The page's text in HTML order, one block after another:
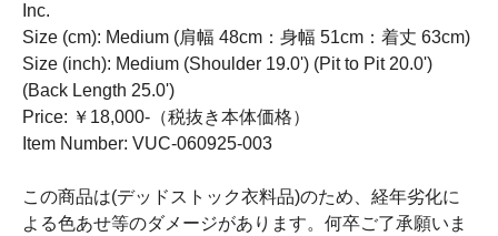
Inc.
Size (cm): Medium (肩幅 48cm：身幅 51cm：着丈 63cm)
Size (inch): Medium (Shoulder 19.0') (Pit to Pit 20.0')
(Back Length 25.0')
Price: ￥18,000-（税抜き本体価格）
Item Number: VUC-060925-003
この商品は(デッドストック衣料品)のため、経年劣化に
よる色あせ等のダメージがあります。何卒ご了承願いま